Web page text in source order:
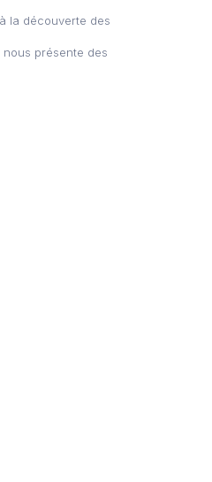
la découverte des
nous présente des